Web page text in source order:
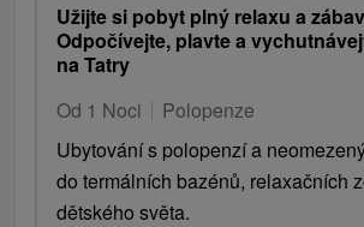
Užijte si pobyt plný relaxu a
Odpočívejte, plavte a
na Tatry
Od 1 Noci
Polopenze
Ubytování s polopenzí a
do termálních bazénů, relaxačních
dětského světa.